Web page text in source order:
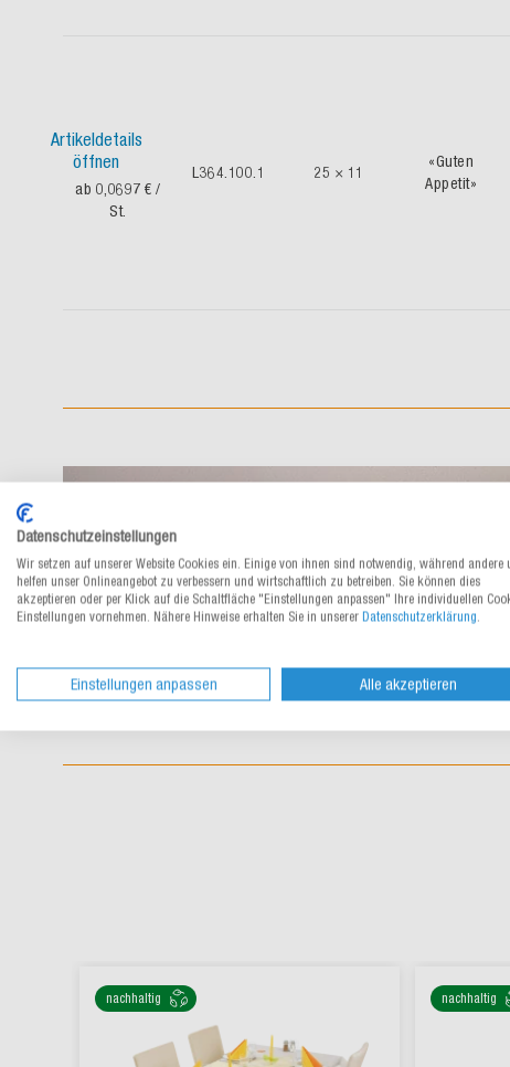
Artikeldetails
öffnen
ab 0,0697 €/
St.
L364.100.1 25 × 11
«Guten
Appetit»
nachhaltig nachhaltig
Datenschutzeinstellungen
Wir setzen auf unserer Website Cookies ein. Einige von ihnen sind notwendig, während andere
helfen unser Onlineangebot zu verbessern und wirtschaftlich zu betreiben. Sie können dies
akzeptieren oder per Klick auf die Schaltfläche "Einstellungen anpassen" Ihre individuellen
Einstellungen vornehmen. Nähere Hinweise erhalten Sie in unserer Datenschutzerklärung.
Einstellungen anpassen Alle akzeptieren